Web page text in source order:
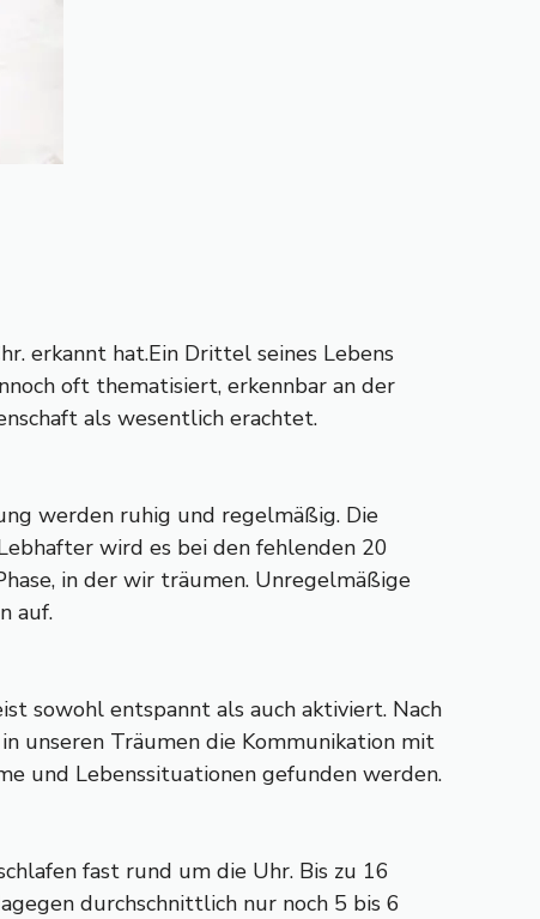
erkannt hat.Ein Drittel seines Lebens
oft thematisiert, erkennbar an der
als wesentlich erachtet.
werden ruhig und regelmäßig. Die
wird es bei den fehlenden 20
in der wir träumen. Unregelmäßige
auf.
sowohl entspannt als auch aktiviert. Nach
unseren Träumen die Kommunikation mit
und Lebenssituationen gefunden werden.
fast rund um die Uhr. Bis zu 16
durchschnittlich nur noch 5 bis 6